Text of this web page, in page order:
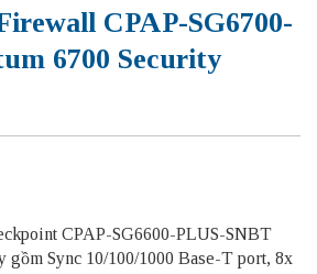
CPAP-SG6700-
6700 Security
CPAP-SG6600-PLUS-SNBT
gồm Sync 10/100/1000 Base-T port, 8x